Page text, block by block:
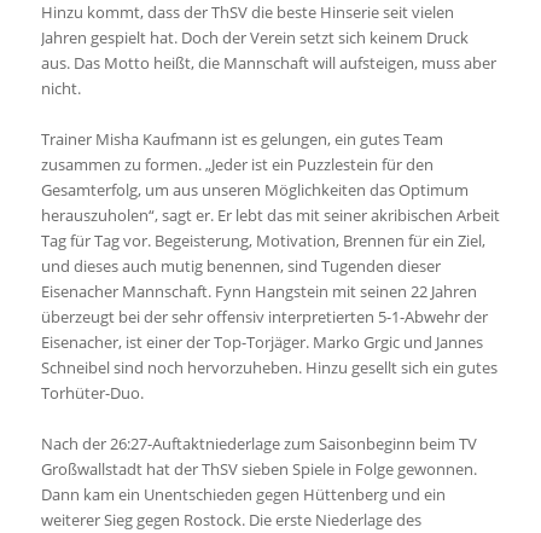
Hinzu kommt, dass der ThSV die beste Hinserie seit vielen
Jahren gespielt hat. Doch der Verein setzt sich keinem Druck
aus. Das Motto heißt, die Mannschaft will aufsteigen, muss aber
nicht.
Trainer Misha Kaufmann ist es gelungen, ein gutes Team
zusammen zu formen. „Jeder ist ein Puzzlestein für den
Gesamterfolg, um aus unseren Möglichkeiten das Optimum
herauszuholen“, sagt er. Er lebt das mit seiner akribischen Arbeit
Tag für Tag vor. Begeisterung, Motivation, Brennen für ein Ziel,
und dieses auch mutig benennen, sind Tugenden dieser
Eisenacher Mannschaft. Fynn Hangstein mit seinen 22 Jahren
überzeugt bei der sehr offensiv interpretierten 5-1-Abwehr der
Eisenacher, ist einer der Top-Torjäger. Marko Grgic und Jannes
Schneibel sind noch hervorzuheben. Hinzu gesellt sich ein gutes
Torhüter-Duo.
Nach der 26:27-Auftaktniederlage zum Saisonbeginn beim TV
Großwallstadt hat der ThSV sieben Spiele in Folge gewonnen.
Dann kam ein Unentschieden gegen Hüttenberg und ein
weiterer Sieg gegen Rostock. Die erste Niederlage des